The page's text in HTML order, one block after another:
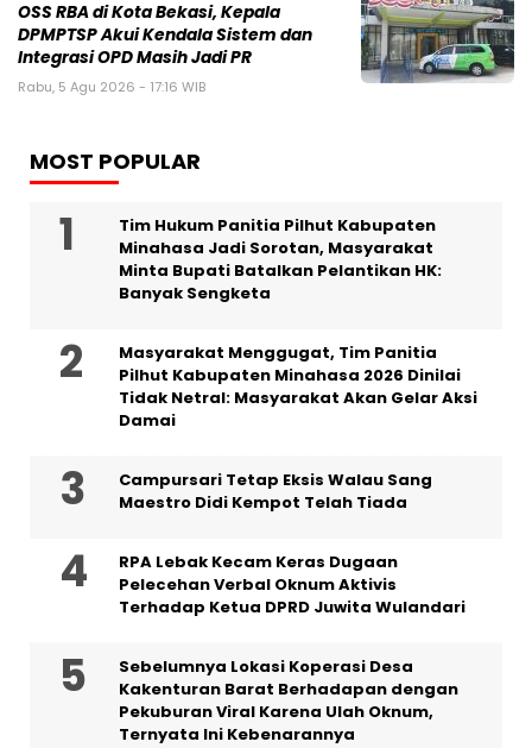
‎OSS RBA di Kota Bekasi, Kepala
DPMPTSP Akui Kendala Sistem dan
Integrasi OPD Masih Jadi PR
Rabu, 5 Agu 2026 - 17:16 WIB
MOST POPULAR
Tim Hukum Panitia Pilhut Kabupaten
Minahasa Jadi Sorotan, Masyarakat
Minta Bupati Batalkan Pelantikan HK:
Banyak Sengketa
Masyarakat Menggugat, Tim Panitia
Pilhut Kabupaten Minahasa 2026 Dinilai
Tidak Netral: Masyarakat Akan Gelar Aksi
Damai
Campursari Tetap Eksis Walau Sang
Maestro Didi Kempot Telah Tiada
RPA Lebak Kecam Keras Dugaan
Pelecehan Verbal Oknum Aktivis
Terhadap Ketua DPRD Juwita Wulandari
Sebelumnya Lokasi Koperasi Desa
Kakenturan Barat Berhadapan dengan
Pekuburan Viral Karena Ulah Oknum,
Ternyata Ini Kebenarannya